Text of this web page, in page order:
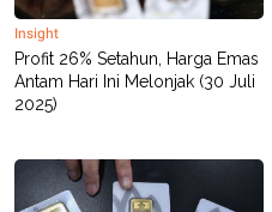
A
N
V
U
S
K
O
P
R
Insight
Profit 26% Setahun, Harga Emas
Antam Hari Ini Melonjak (30 Juli
2025)